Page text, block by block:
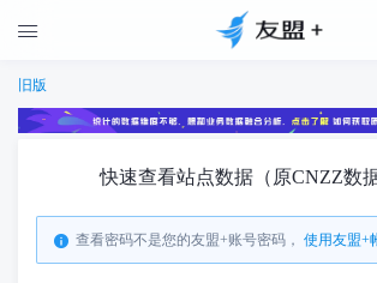

旧版
快速查看站点数据（原CNZZ数据
查看密码不是您的友盟+账号密码， 使用友盟+